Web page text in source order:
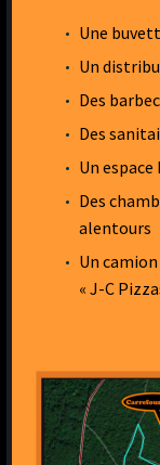
Une
Un
Des
Des
Un
Des
alentours
Un
« J-C